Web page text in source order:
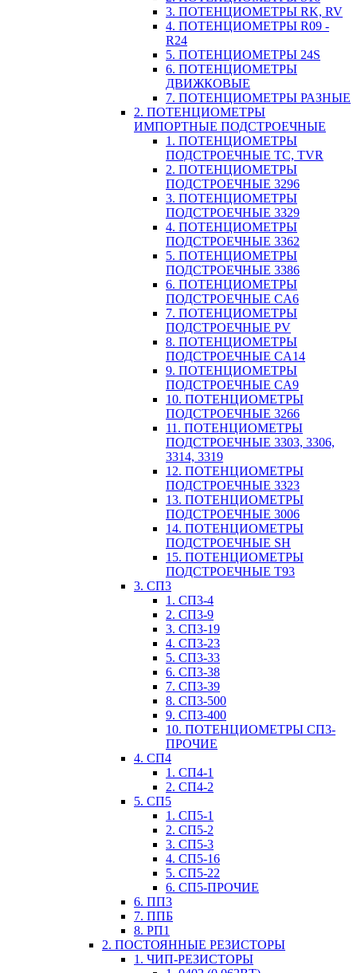
3. ПОТЕНЦИОМЕТРЫ RK, RV
4. ПОТЕНЦИОМЕТРЫ R09 -
R24
5. ПОТЕНЦИОМЕТРЫ 24S
6. ПОТЕНЦИОМЕТРЫ
ДВИЖКОВЫЕ
7. ПОТЕНЦИОМЕТРЫ РАЗНЫЕ
2. ПОТЕНЦИОМЕТРЫ
ИМПОРТНЫЕ ПОДСТРОЕЧНЫЕ
1. ПОТЕНЦИОМЕТРЫ
ПОДСТРОЕЧНЫЕ TC, TVR
2. ПОТЕНЦИОМЕТРЫ
ПОДСТРОЕЧНЫЕ 3296
3. ПОТЕНЦИОМЕТРЫ
ПОДСТРОЕЧНЫЕ 3329
4. ПОТЕНЦИОМЕТРЫ
ПОДСТРОЕЧНЫЕ 3362
5. ПОТЕНЦИОМЕТРЫ
ПОДСТРОЕЧНЫЕ 3386
6. ПОТЕНЦИОМЕТРЫ
ПОДСТРОЕЧНЫЕ CA6
7. ПОТЕНЦИОМЕТРЫ
ПОДСТРОЕЧНЫЕ PV
8. ПОТЕНЦИОМЕТРЫ
ПОДСТРОЕЧНЫЕ CA14
9. ПОТЕНЦИОМЕТРЫ
ПОДСТРОЕЧНЫЕ CA9
10. ПОТЕНЦИОМЕТРЫ
ПОДСТРОЕЧНЫЕ 3266
11. ПОТЕНЦИОМЕТРЫ
ПОДСТРОЕЧНЫЕ 3303, 3306,
3314, 3319
12. ПОТЕНЦИОМЕТРЫ
ПОДСТРОЕЧНЫЕ 3323
13. ПОТЕНЦИОМЕТРЫ
ПОДСТРОЕЧНЫЕ 3006
14. ПОТЕНЦИОМЕТРЫ
ПОДСТРОЕЧНЫЕ SH
15. ПОТЕНЦИОМЕТРЫ
ПОДСТРОЕЧНЫЕ Т93
3. СП3
1. СП3-4
2. СП3-9
3. СП3-19
4. СП3-23
5. СП3-33
6. СП3-38
7. СП3-39
8. СП3-500
9. СП3-400
10. ПОТЕНЦИОМЕТРЫ СП3-
ПРОЧИЕ
4. СП4
1. СП4-1
2. СП4-2
5. СП5
1. СП5-1
2. СП5-2
3. СП5-3
4. СП5-16
5. СП5-22
6. СП5-ПРОЧИЕ
6. ПП3
7. ППБ
8. РП1
2. ПОСТОЯННЫЕ РЕЗИСТОРЫ
1. ЧИП-РЕЗИСТОРЫ